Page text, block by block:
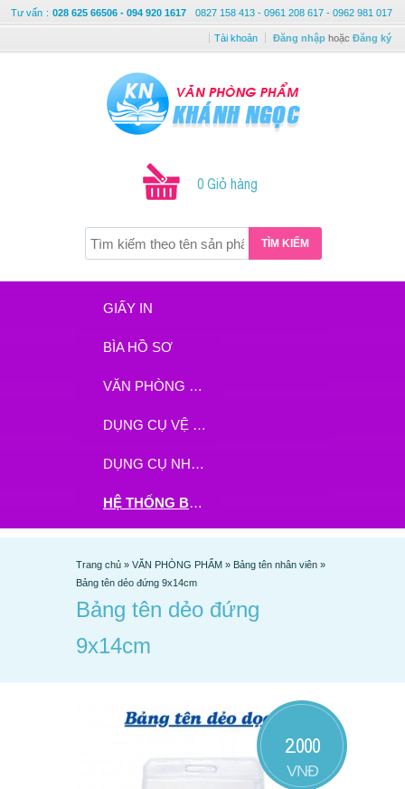
Tư vấn : 028 625 66506 - 094 920 1617 0827 158 413 - 0961 208 617 - 0962 981 017
Tài khoản Đăng nhập hoặc Đăng ký
0 Giỏ hàng
TÌM KIẾM
GIẤY IN
BÌA HỒ SƠ
VĂN PHÒNG PHẨM
DỤNG CỤ VỆ SINH
DỤNG CỤ NHÀ BẾP
HỆ THỐNG BHX - TGDĐ ĐẶT HÀNG TẠI ĐÂY
Trang chủ » VĂN PHÒNG PHẨM » Bảng tên nhân viên »
Bảng tên dẻo đứng 9x14cm
Bảng tên dẻo đứng
9x14cm
2.000
VNĐ